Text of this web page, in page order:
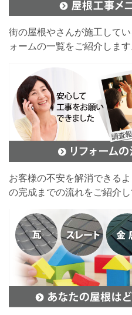
街の屋根やさんが施工して
ォームの一覧をご紹介します
お客様の不安を解消できる
の完成までの流れをご紹介し